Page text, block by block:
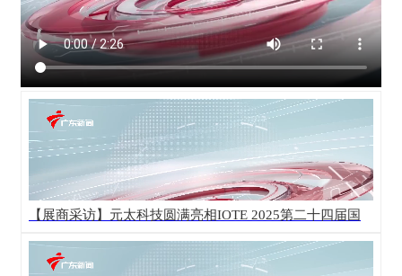
【展商采访】元太科技圆满亮相IOTE 2025第二十四届国